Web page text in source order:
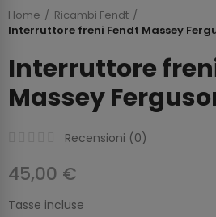
Home
Ricambi Fendt
Interruttore freni Fendt Massey
Interruttore
Massey
Recensioni (0)
45,00 €
Tasse incluse